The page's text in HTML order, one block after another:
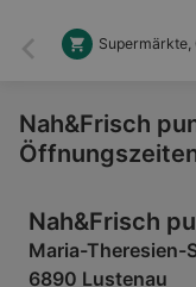
Zurück
Supermärkte,
Nah&Frisch
Nah&Frisch
Maria-Theresien-
6890 Lustenau